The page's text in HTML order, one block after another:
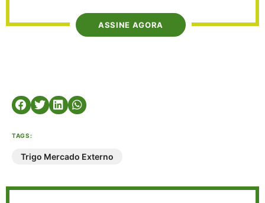
ASSINE AGORA
TAGS:
Trigo Mercado Externo